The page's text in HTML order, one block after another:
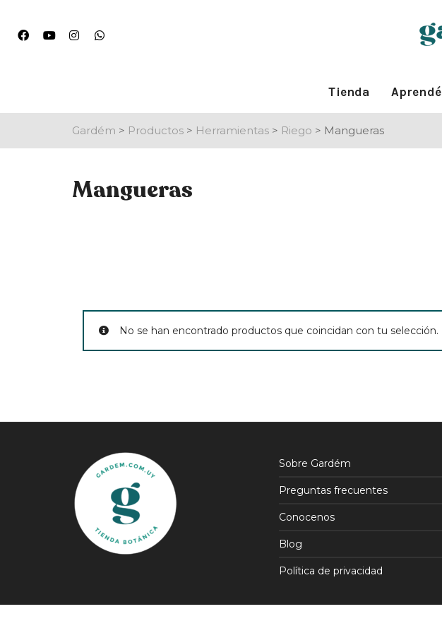
Tienda Aprendé
Gardém > Productos > Herramientas > Riego > Mangueras
Mangueras
No se han encontrado productos que coincidan con tu selección.
Sobre Gardém
Preguntas frecuentes
Conocenos
Blog
Política de privacidad